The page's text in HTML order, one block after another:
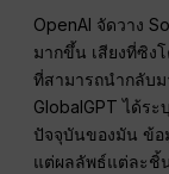
OpenAI จัดวาง
มากขึ้น เสียงที่ซิง
ที่สามารถนำกลับ
GlobalGPT ได้ร
ปัจจุบันของมัน ข้อ
แต่ผลลัพธ์แต่ละชิ้